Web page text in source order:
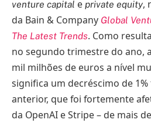
venture capital e private equity,
da Bain & Company Global
The Latest Trends. Como
no segundo trimestre do ano,
mil milhões de euros a nível
significa um decréscimo de
anterior, que foi fortemente
da OpenAI e Stripe – de mais